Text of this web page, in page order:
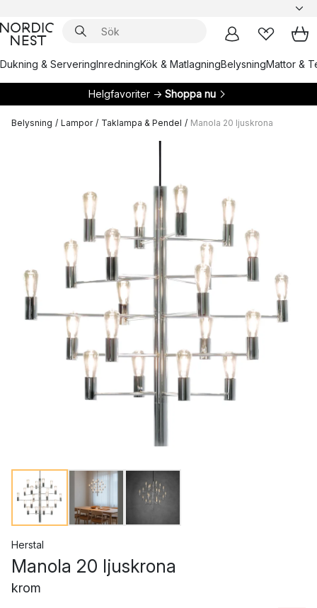
Dukning & ServeringInredningKök & MatlagningBelysningMattor &
Helgfavoriter → Shoppa nu
Belysning / Lampor / Taklampa & Pendel / Manola 20 ljuskrona
Herstal
Manola 20 ljuskrona
krom